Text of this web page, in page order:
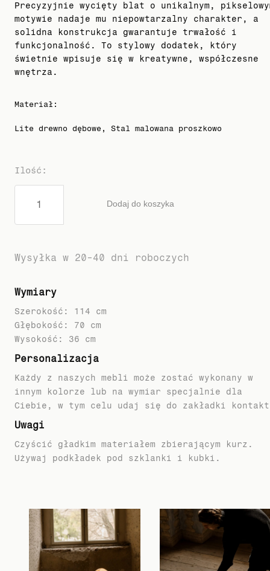
Precyzyjnie wycięty blat o unikalnym,
motywie nadaje mu niepowtarzalny charakter, a
solidna konstrukcja gwarantuje trwałość i
funkcjonalność. To stylowy dodatek, który
świetnie wpisuje się w kreatywne, współczesne
wnętrza.
Materiał :
Lite drewno dębowe, Stal malowana proszkowo
Ilość :
Dodaj do koszyka
Wysyłka w 20-40 dni roboczych
Wymiary
Szerokość: 114 cm
Głębokość: 70 cm
Personalizacja
Każdy z naszych mebli może zostać wykonany w
innym kolorze lub na wymiar specjalnie dla
Ciebie, w tym celu udaj się do zakładki
Uwagi
Czyścić gładkim materiałem zbierającym kurz.
Używaj podkładek pod szklanki i kubki.